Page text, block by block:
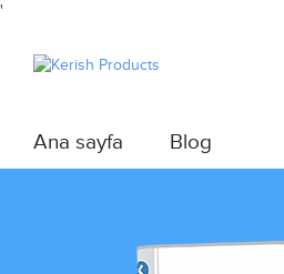
'
Ana sayfa Blog